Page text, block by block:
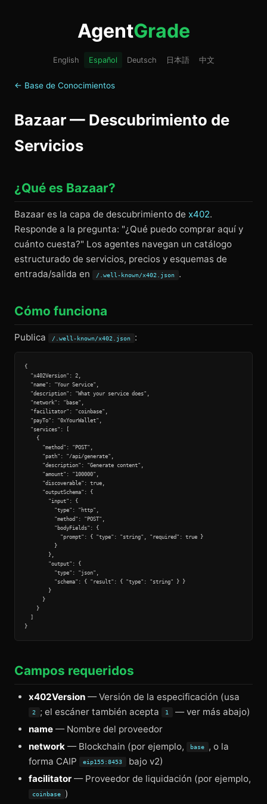
AgentGrade
English Español Deutsch 日本語 中文
← Base de Conocimientos
Bazaar — Descubrimiento de
Servicios
¿Qué es Bazaar?
Bazaar es la capa de descubrimiento de x402.
Responde a la pregunta: "¿Qué puedo comprar aquí y
cuánto cuesta?" Los agentes navegan un catálogo
estructurado de servicios, precios y esquemas de
entrada/salida en
/.well-known/x402.json .
Cómo funciona
Publica /.well-known/x402.json :
{
  "x402Version": 2,
  "name": "Your Service",
  "description": "What your service does",
  "network": "base",
  "facilitator": "coinbase",
  "payTo": "0xYourWallet",
  "services": [
    {
      "method": "POST",
      "path": "/api/generate",
      "description": "Generate content",
      "amount": "100000",
      "discoverable": true,
      "outputSchema": {
        "input": {
          "type": "http",
          "method": "POST",
          "bodyFields": {
            "prompt": { "type": "string", "required": true }
          }
        },
        "output": {
          "type": "json",
          "schema": { "result": { "type": "string" } }
        }
      }
    }
Campos requeridos
x402Version — Versión de la especificación (usa
2 ; el escáner también acepta 1
— ver más abajo)
name — Nombre del proveedor
network — Blockchain (por ejemplo, base
, o la
forma CAIP
eip155:8453
bajo v2)
facilitator — Proveedor de liquidación (por ejemplo,
coinbase
)